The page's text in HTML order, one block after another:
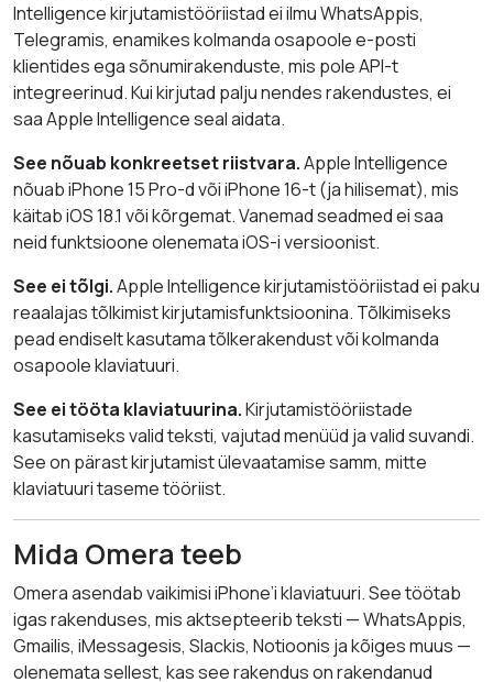
Intelligence kirjutamistööriistad ei ilmu WhatsAppis,
Telegramis, enamikes kolmanda osapoole e-posti
klientides ega sõnumirakenduste, mis pole API-t
integreerinud. Kui kirjutad palju nendes rakendustes, ei
saa Apple Intelligence seal aidata.
See nõuab konkreetset riistvara.Apple Intelligence
nõuab iPhone 15 Pro-d või iPhone 16-t (ja hilisemat), mis
käitab iOS 18.1 või kõrgemat. Vanemad seadmed ei saa
neid funktsioone olenemata iOS-i versioonist.
See ei tõlgi.Apple Intelligence kirjutamistööriistad ei paku
reaalajas tõlkimist kirjutamisfunktsioonina. Tõlkimiseks
pead endiselt kasutama tõlkerakendust või kolmanda
osapoole klaviatuuri.
See ei tööta klaviatuurina.Kirjutamistööriistade
kasutamiseks valid teksti, vajutad menüüd ja valid suvandi.
See on pärast kirjutamist ülevaatamise samm, mitte
klaviatuuri taseme tööriist.
Mida Omera teeb
Omera asendab vaikimisi iPhone’i klaviatuuri. See töötab
igas rakenduses, mis aktsepteerib teksti — WhatsAppis,
Gmailis, iMessagesis, Slackis, Notioonis ja kõiges muus —
olenemata sellest, kas see rakendus on rakendanud